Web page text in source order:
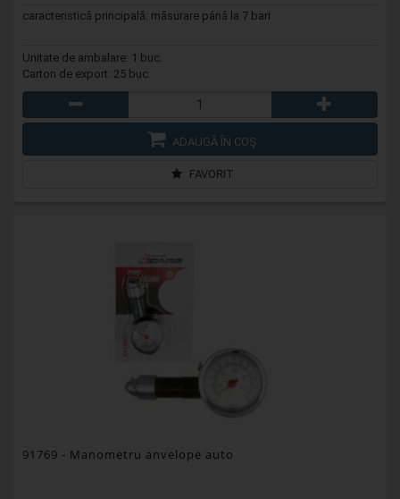
caracteristică principală: măsurare până la 7 bari
Unitate de ambalare: 1 buc.
Carton de export: 25 buc.
ADAUGĂ ÎN COŞ
FAVORIT
91769 - Manometru anvelope auto